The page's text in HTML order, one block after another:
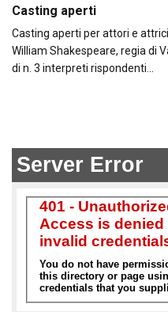
Casting aperti
Casting aperti per attori e
William Shakespeare, regia di
di n. 3 interpreti rispondenti…